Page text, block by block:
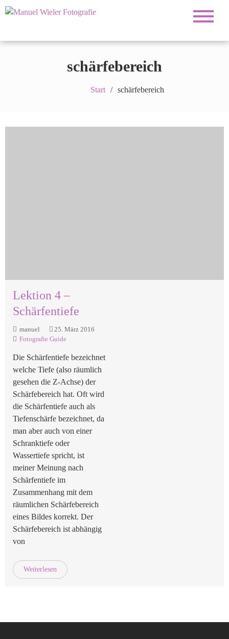
Fotografie
Fotograf für Hochzeiten, Familie, Portrait und
schärfebereich
Start schärfebereich
Lektion 4 –
Schärfentiefe
manuel
25. März 2016
Fotografie Guide
Die Schärfentiefe bezeichnet
welche Tiefe (also räumlich
gesehen die Z-Achse) der
Schärfebereich hat. Oft wird
die Schärfentiefe auch als
Tiefenschärfe bezeichnet, da
man aber auch von einer
Schranktiefe oder
Wassertiefe spricht, ist
meiner Meinung nach
Schärfentiefe im
Zusammenhang mit dem
räumlichen Schärfebereich
eines Bildes korrekt. Der
Schärfebereich ist abhängig
von
Weiterlesen